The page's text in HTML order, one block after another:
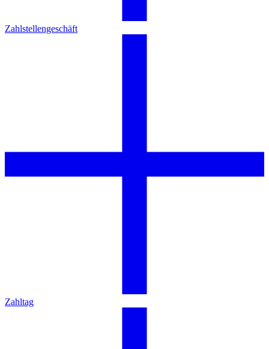
Zahlstellengeschäft
Zahltag